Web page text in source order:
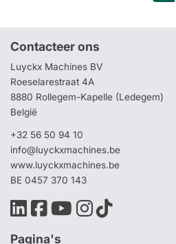
Contacteer ons
Luyckx Machines BV
Roeselarestraat 4A
8880 Rollegem-Kapelle (Ledegem)
België
+32 56 50 94 10
info@luyckxmachines.be
www.luyckxmachines.be
BE 0457 370 143
Pagina's